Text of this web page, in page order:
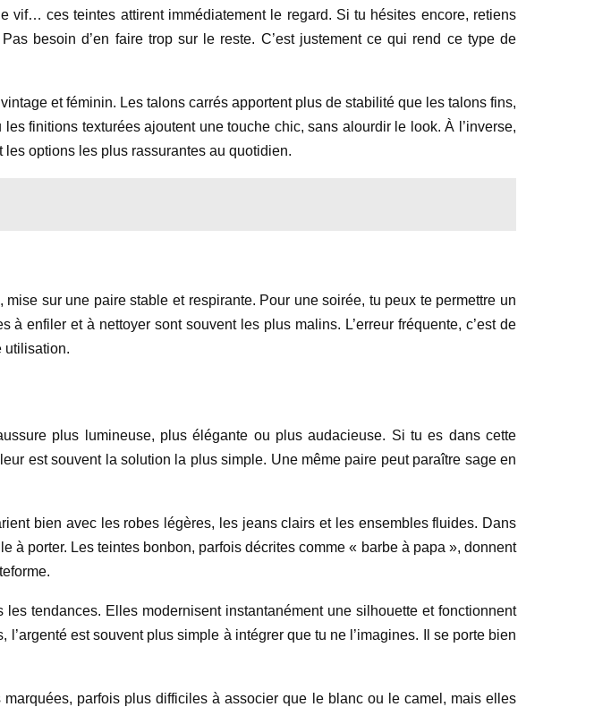
vif… ces teintes attirent immédiatement le regard. Si tu hésites encore, retiens
besoin d’en faire trop sur le reste. C’est justement ce qui rend ce type de
et féminin. Les talons carrés apportent plus de stabilité que les talons fins,
finitions texturées ajoutent une touche chic, sans alourdir le look. À l’inverse,
options les plus rassurantes au quotidien.
sur une paire stable et respirante. Pour une soirée, tu peux te permettre un
enfiler et à nettoyer sont souvent les plus malins. L’erreur fréquente, c’est de
utilisation.
plus lumineuse, plus élégante ou plus audacieuse. Si tu es dans cette
est souvent la solution la plus simple. Une même paire peut paraître sage en
bien avec les robes légères, les jeans clairs et les ensembles fluides. Dans
à porter. Les teintes bonbon, parfois décrites comme « barbe à papa », donnent
tendances. Elles modernisent instantanément une silhouette et fonctionnent
est souvent plus simple à intégrer que tu ne l’imagines. Il se porte bien
parfois plus difficiles à associer que le blanc ou le camel, mais elles